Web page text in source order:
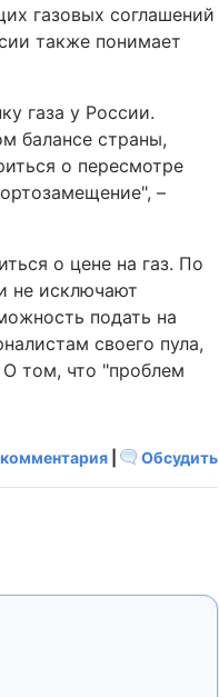
газовых соглашений
также понимает
газа у России.
балансе страны,
о пересмотре
–
о цене на газ. По
не исключают
подать на
своего пула,
том, что "проблем
Обсудить